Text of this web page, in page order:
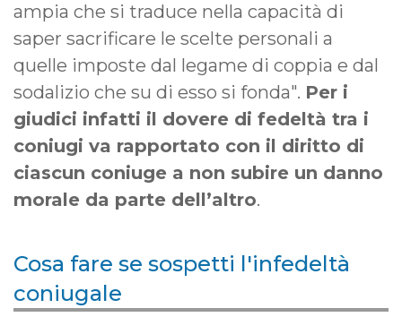
ampia che si traduce nella capacità di
saper sacrificare le scelte personali a
quelle imposte dal legame di coppia e dal
sodalizio che su di esso si fonda". Per i
giudici infatti il dovere di fedeltà tra i
coniugi va rapportato con il diritto di
ciascun coniuge a non subire un danno
morale da parte dell’altro.
Cosa fare se sospetti l'infedeltà
coniugale